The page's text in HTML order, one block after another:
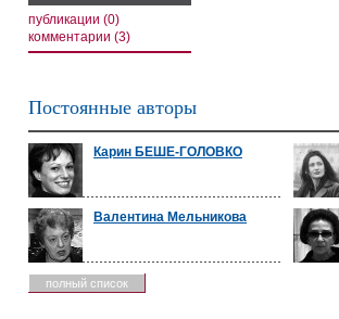
публикации (0)
комментарии (3)
Постоянные авторы
Карин БЕШЕ-ГОЛОВКО
Валентина Мельникова
полный список